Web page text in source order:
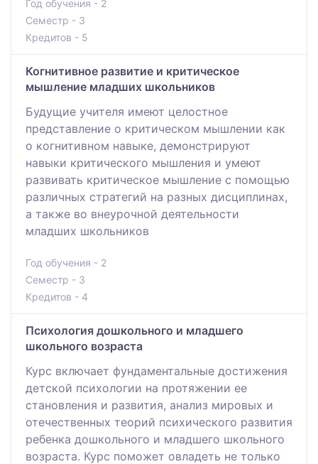
Год обучения - 2
Семестр - 3
Кредитов - 5
Когнитивное развитие и критическое
мышление младших школьников
Будущие учителя имеют целостное
представление о критическом мышлении как
о когнитивном навыке, демонстрируют
навыки критического мышления и умеют
развивать критическое мышление с помощью
различных стратегий на разных дисциплинах,
а также во внеурочной деятельности
младших школьников
Год обучения - 2
Семестр - 3
Кредитов - 4
Психология дошкольного и младшего
школьного возраста
Курс включает фундаментальные достижения
детской психологии на протяжении ее
становления и развития, анализ мировых и
отечественных теорий психического развития
ребенка дошкольного и младшего школьного
возраста. Курс поможет овладеть не только